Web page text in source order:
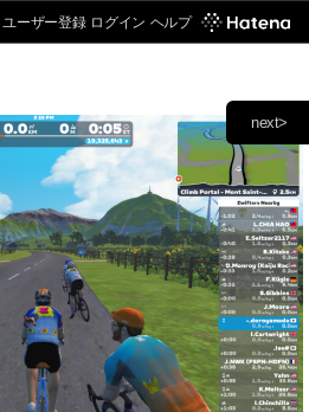
ユーザー登録 ログイン ヘルプ
next>